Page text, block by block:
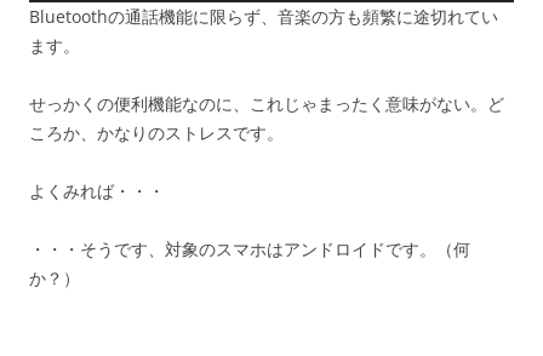
Bluetoothの通話機能に限らず、音楽の方も頻繁に途切れてい
ます。
せっかくの便利機能なのに、これじゃまったく意味がない。ど
ころか、かなりのストレスです。
よくみれば・・・
・・・そうです、対象のスマホはアンドロイドです。（何
か？）